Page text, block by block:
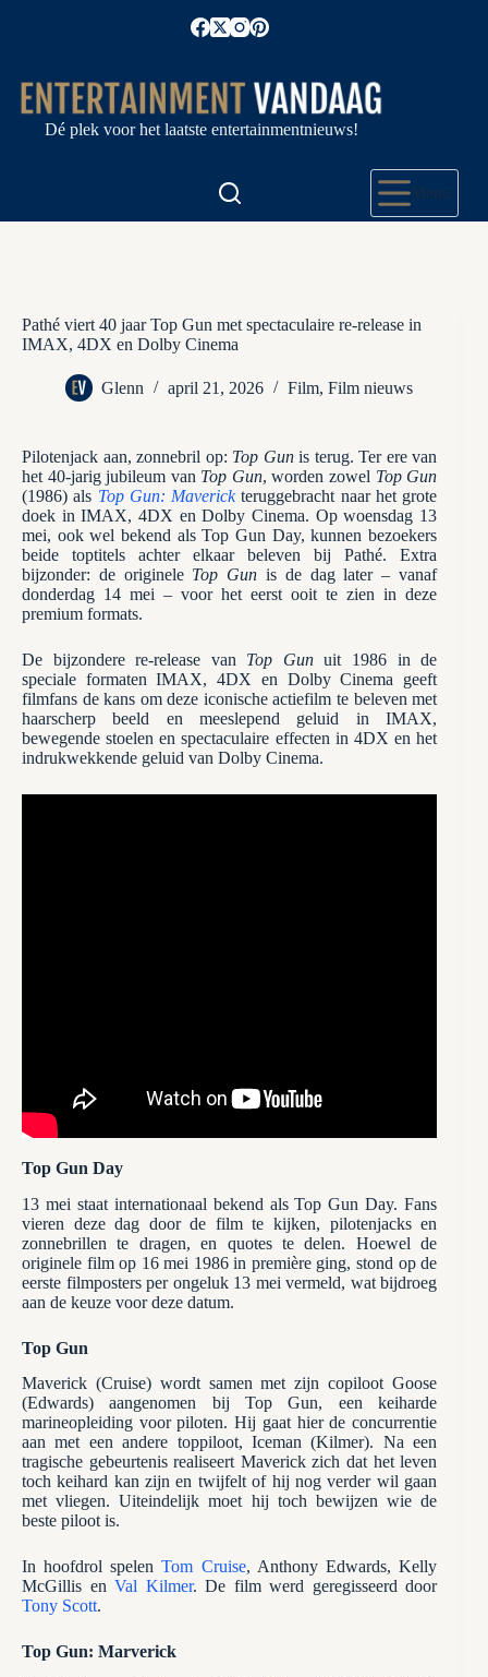
Dé plek voor het laatste entertainmentnieuws!
Menu
Pathé viert 40 jaar Top Gun met spectaculaire re-release in
IMAX, 4DX en Dolby Cinema
Glenn april 21, 2026 Film, Film nieuws
Pilotenjack aan, zonnebril op: Top Gunis terug. Ter ere van
het 40-jarig jubileum van Top Gun, worden zowel Top Gun
(1986) als Top Gun: Maverickteruggebracht naar het grote
doek in IMAX, 4DX en Dolby Cinema. Op woensdag 13
mei, ook wel bekend als Top Gun Day, kunnen bezoekers
beide toptitels achter elkaar beleven bij Pathé. Extra
bijzonder: de originele Top Gun is de dag later – vanaf
donderdag 14 mei – voor het eerst ooit te zien in deze
premium formats.
De bijzondere re-release van Top Gunuit 1986 in de
speciale formaten IMAX, 4DX en Dolby Cinema geeft
filmfans de kans om deze iconische actiefilm te beleven met
haarscherp beeld en meeslepend geluid in IMAX,
bewegende stoelen en spectaculaire effecten in 4DX en het
indrukwekkende geluid van Dolby Cinema.
Top Gun Day
13 mei staat internationaal bekend als Top Gun Day. Fans
vieren deze dag door de film te kijken, pilotenjacks en
zonnebrillen te dragen, en quotes te delen. Hoewel de
originele film op 16 mei 1986 in première ging, stond op de
eerste filmposters per ongeluk 13 mei vermeld, wat bijdroeg
aan de keuze voor deze datum.
Top Gun
Maverick (Cruise) wordt samen met zijn copiloot Goose
(Edwards) aangenomen bij Top Gun, een keiharde
marineopleiding voor piloten. Hij gaat hier de concurrentie
aan met een andere toppiloot, Iceman (Kilmer). Na een
tragische gebeurtenis realiseert Maverick zich dat het leven
toch keihard kan zijn en twijfelt of hij nog verder wil gaan
met vliegen. Uiteindelijk moet hij toch bewijzen wie de
beste piloot is.
In hoofdrol spelenTom Cruise, Anthony Edwards, Kelly
McGillis enVal Kilmer. De film werd geregisseerd door
Tony Scott.
Top Gun: Marverick